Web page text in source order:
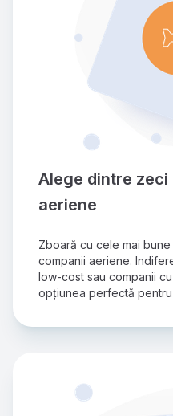
Alege dintre zeci
aeriene
Zboară cu cele mai
companii aeriene.
low-cost sau companii
opțiunea perfectă pentru